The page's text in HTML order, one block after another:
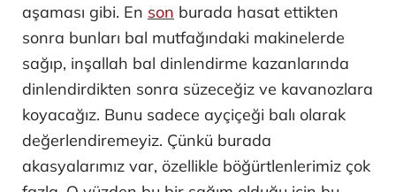
aşaması gibi. En son burada hasat ettikten
sonra bunları bal mutfağındaki makinelerde
sağıp, inşallah bal dinlendirme kazanlarında
dinlendirdikten sonra süzeceğiz ve kavanozlara
koyacağız. Bunu sadece ayçiçeği balı olarak
değerlendiremeyiz. Çünkü burada
akasyalarımız var, özellikle böğürtlenlerimiz çok